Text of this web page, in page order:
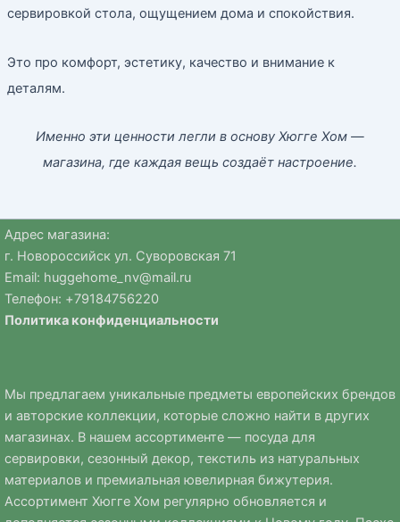
сервировкой стола, ощущением дома и спокойствия.
Это про комфорт, эстетику, качество и внимание к
деталям.
Именно эти ценности легли в основу Хюгге Хом —
магазина, где каждая вещь создаёт настроение.
Адрес магазина:
г. Новороссийск ул. Суворовская 71
Email: huggehome_nv@mail.ru
Телефон: +79184756220
Политика конфиденциальности
Мы предлагаем уникальные предметы европейских брендов
и авторские коллекции, которые сложно найти в других
магазинах. В нашем ассортименте — посуда для
сервировки, сезонный декор, текстиль из натуральных
материалов и премиальная ювелирная бижутерия.
Ассортимент Хюгге Хом регулярно обновляется и